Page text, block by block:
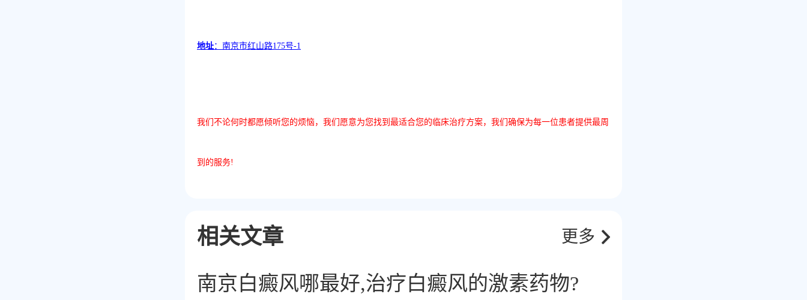
地址：南京市红山路175号-1
我们不论何时都愿倾听您的烦恼，我们愿意为您找到最适合您的临床治疗方案，我们确保为每一位患者提供最周
到的服务!
相关文章 更多
南京白癜风哪最好,治疗白癜风的激素药物?